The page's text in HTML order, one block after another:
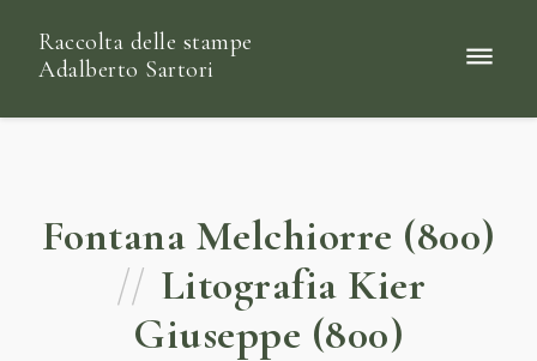
Raccolta delle stampe
Adalberto Sartori
Fontana Melchiorre (800)
// Litografia Kier
Giuseppe (800)